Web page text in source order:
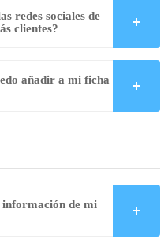
redes sociales de
clientes?
añadir a mi ficha
información de mi